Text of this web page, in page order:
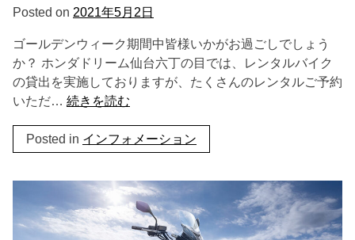
Posted on 2021年5月2日
ゴールデンウィーク期間中皆様いかがお過ごしでしょう
か？ ホンダドリーム仙台六丁の目では、レンタルバイク
の貸出を実施しておりますが、たくさんのレンタルご予約
いただ… 続きを読む
Posted in インフォメーション